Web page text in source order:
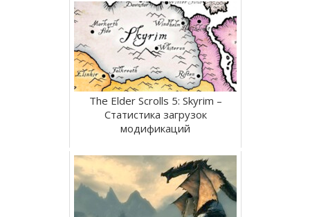
The Elder Scrolls 5: Skyrim –
Статистика загрузок
модификаций